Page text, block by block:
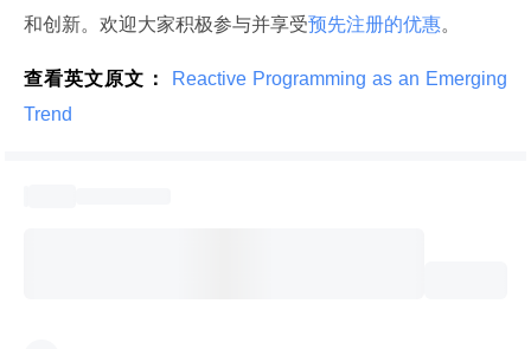
和创新。欢迎大家积极参与并享受预先注册的优惠。
查看英文原文：
Reactive Programming as an Emerging
Trend